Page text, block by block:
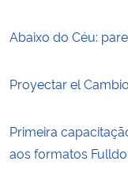
Abaixo do Céu:
Proyectar el
Primeira
aos formatos